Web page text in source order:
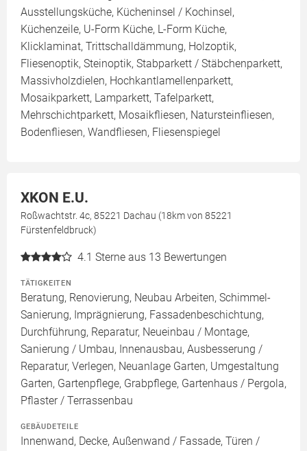
Ausstellungsküche, Kücheninsel / Kochinsel,
Küchenzeile, U-Form Küche, L-Form Küche,
Klicklaminat, Trittschalldämmung, Holzoptik,
Fliesenoptik, Steinoptik, Stabparkett / Stäbchenparkett,
Massivholzdielen, Hochkantlamellenparkett,
Mosaikparkett, Lamparkett, Tafelparkett,
Mehrschichtparkett, Mosaikfliesen, Natursteinfliesen,
Bodenfliesen, Wandfliesen, Fliesenspiegel
XKON E.U.
Roßwachtstr. 4c, 85221 Dachau (18km von 85221
Fürstenfeldbruck)
4.1 Sterne aus 13 Bewertungen
TÄTIGKEITEN
Beratung, Renovierung, Neubau Arbeiten, Schimmel-
Sanierung, Imprägnierung, Fassadenbeschichtung,
Durchführung, Reparatur, Neueinbau / Montage,
Sanierung / Umbau, Innenausbau, Ausbesserung /
Reparatur, Verlegen, Neuanlage Garten, Umgestaltung
Garten, Gartenpflege, Grabpflege, Gartenhaus / Pergola,
Pflaster / Terrassenbau
GEBÄUDETEILE
Innenwand, Decke, Außenwand / Fassade, Türen /